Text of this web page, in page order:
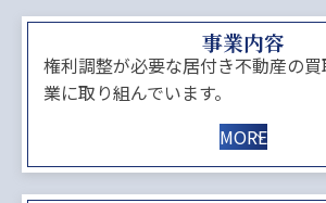
事業内容
権利調整が必要な居付き不動産の
業に取り組んでいます。
MORE